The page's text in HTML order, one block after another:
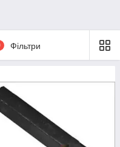
Фільтри